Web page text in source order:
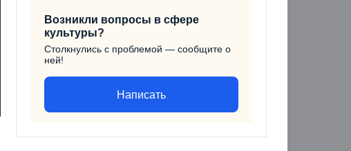
Возникли вопросы в сфере
культуры?
Столкнулись с проблемой — сообщите о
ней!
Написать